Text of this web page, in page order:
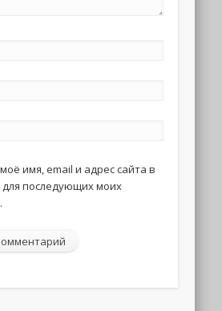
имя, email и адрес сайта в
для последующих моих